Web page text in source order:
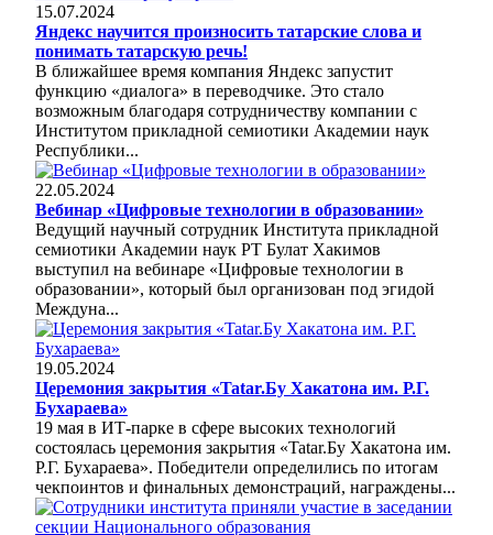
15.07.2024
Яндекс научится произносить татарские слова и
понимать татарскую речь!
В ближайшее время компания Яндекс запустит
функцию «диалога» в переводчике. Это стало
возможным благодаря сотрудничеству компании с
Институтом прикладной семиотики Академии наук
Республики...
22.05.2024
Вебинар «Цифровые технологии в образовании»
Ведущий научный сотрудник Института прикладной
семиотики Академии наук РТ Булат Хакимов
выступил на вебинаре «Цифровые технологии в
образовании», который был организован под эгидой
Междуна...
19.05.2024
Церемония закрытия «Tatar.Бу Хакатона им. Р.Г.
Бухараева»
19 мая в ИТ-парке в сфере высоких технологий
состоялась церемония закрытия «Tatar.Бу Хакатона им.
Р.Г. Бухараева». Победители определились по итогам
чекпоинтов и финальных демонстраций, награждены...